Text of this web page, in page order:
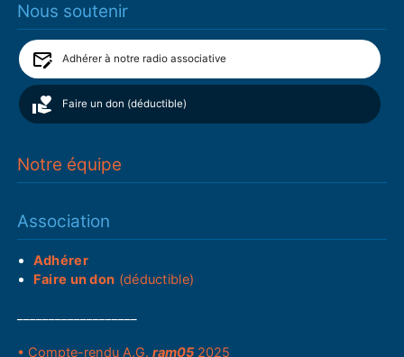
Nous soutenir
Adhérer à notre radio associative
Faire un don (déductible)
Notre équipe
Association
Adhérer
Faire un don (déductible)
• Compte-rendu A.G.ram05 2025